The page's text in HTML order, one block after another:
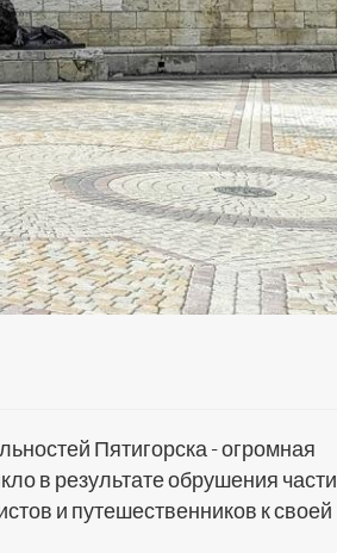
Пятигорска - огромная
в результате обрушения части
и путешественников к своей